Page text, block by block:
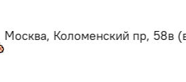
Москва, Коломенский пр, 58в (в